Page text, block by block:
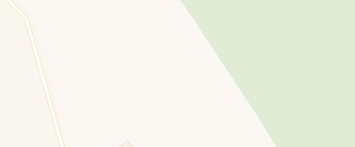
parte della sua vita nell’intento di rendere vivo questo